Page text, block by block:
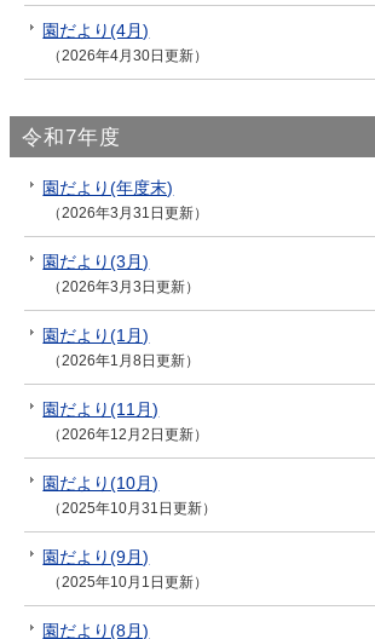
園だより(4月)
（2026年4月30日更新）
令和7年度
園だより(年度末)
（2026年3月31日更新）
園だより(3月)
（2026年3月3日更新）
園だより(1月)
（2026年1月8日更新）
園だより(11月)
（2026年12月2日更新）
園だより(10月)
（2025年10月31日更新）
園だより(9月)
（2025年10月1日更新）
園だより(8月)